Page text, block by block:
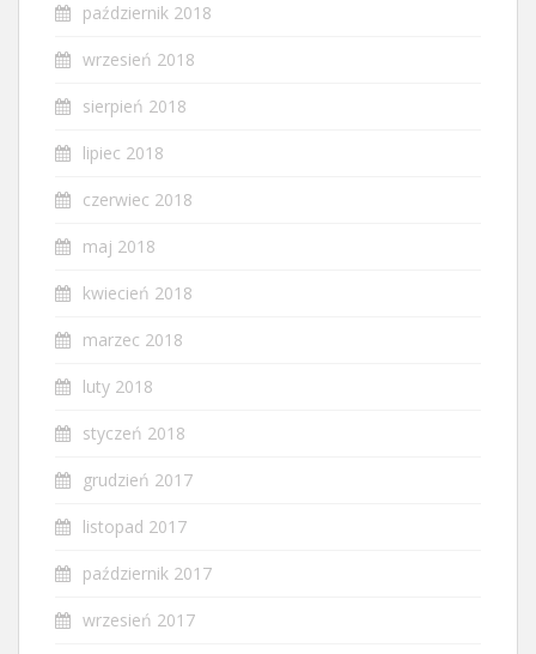
październik 2018
wrzesień 2018
sierpień 2018
lipiec 2018
czerwiec 2018
maj 2018
kwiecień 2018
marzec 2018
luty 2018
styczeń 2018
grudzień 2017
listopad 2017
październik 2017
wrzesień 2017